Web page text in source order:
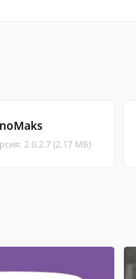
2.0.2.7 (2.17 МБ)